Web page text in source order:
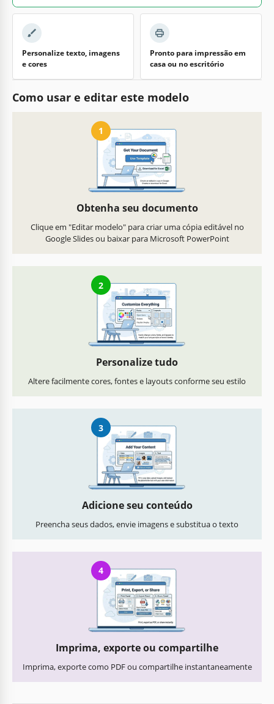
Personalize texto, imagens
e cores
Pronto para impressão em
casa ou no escritório
Como usar e editar este modelo
1
Obtenha seu documento
Clique em "Editar modelo" para criar uma cópia editável no
Google Slides ou baixar para Microsoft PowerPoint
2
Personalize tudo
Altere facilmente cores, fontes e layouts conforme seu estilo
3
Adicione seu conteúdo
Preencha seus dados, envie imagens e substitua o texto
4
Imprima, exporte ou compartilhe
Imprima, exporte como PDF ou compartilhe instantaneamente